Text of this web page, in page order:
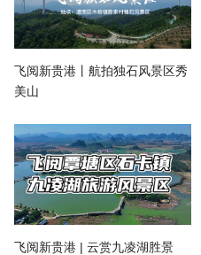
飞阅新贵港丨航拍独石风景区秀
美山
飞阅新贵港 | 云赏九凌湖胜景